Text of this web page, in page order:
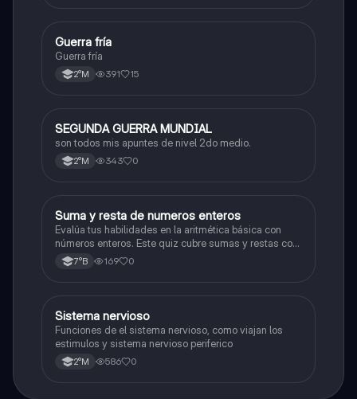
GHistoria
Guerra fría
Guerra fría
2°M 391 15
Historia
SEGUNDA GUERRA MUNDIAL
son todos mis apuntes de nivel 2do medio.
2°M 343 0
SMatemáticas
Suma y resta de numeros enteros
Evalúa tus habilidades en la aritmética básica con
números enteros. Este quiz cubre sumas y restas con
números positivos y negativos.
7°B 169 0
SBiología
Sistema nervioso
Funciones de el sistema nervioso, como viajan los
estimulos y sistema nervioso periferico
2°M 586 0